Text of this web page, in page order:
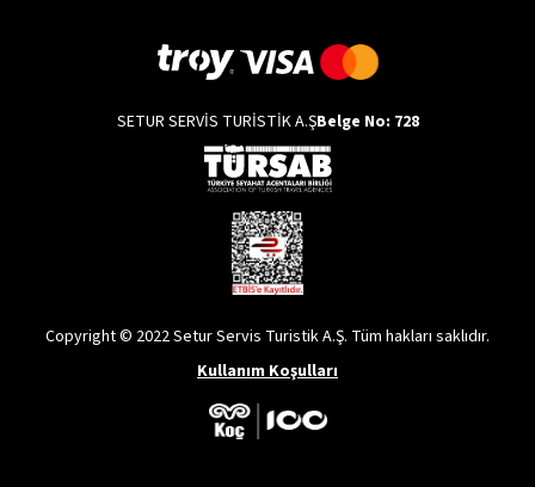
SETUR SERVİS TURİSTİK A.ŞBelge No: 728
Copyright © 2022 Setur Servis Turistik A.Ş. Tüm hakları saklıdır.
Kullanım Koşulları